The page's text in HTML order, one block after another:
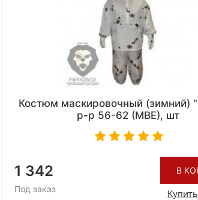
Костюм маскировочный (зимний)
р-р 56-62 (МВЕ), шт
1 342
Под заказ
В